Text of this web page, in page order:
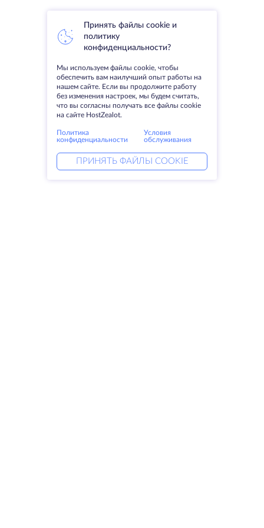
Принять файлы cookie и
политику
конфиденциальности?
Мы используем файлы cookie, чтобы
обеспечить вам наилучший опыт работы на
нашем сайте. Если вы продолжите работу
без изменения настроек, мы будем считать,
что вы согласны получать все файлы cookie
на сайте HostZealot.
Политика
конфиденциальности
Условия
обслуживания
ПРИНЯТЬ ФАЙЛЫ COOKIE